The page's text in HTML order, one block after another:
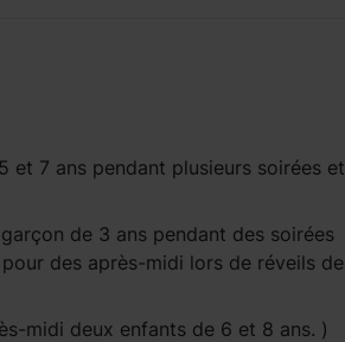
et 7 ans pendant plusieurs soirées et
de 3 ans pendant des soirées
des après-midi lors de réveils de
midi deux enfants de 6 et 8 ans. )